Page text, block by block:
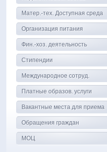
Матер.-тех. Доступная среда
Организация питания
Фин.-хоз. деятельность
Стипендии
Международное сотруд.
Платные образов. услуги
Вакантные места для приема
Обращения граждан
МОЦ